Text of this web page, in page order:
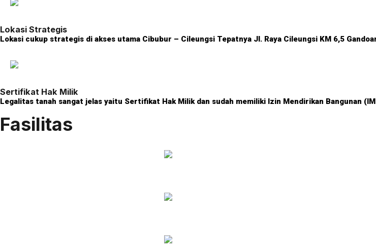
Lokasi Strategis
Lokasi cukup strategis di akses utama Cibubur – Cileungsi Tepatnya Jl. Raya Cileungsi KM 6,5
Sertifikat Hak Milik
Legalitas tanah sangat jelas yaitu Sertifikat Hak Milik dan sudah memiliki Izin Mendirikan Bangunan
Fasilitas